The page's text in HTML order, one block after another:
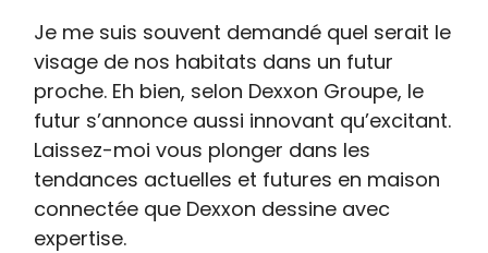
Je me suis souvent demandé quel serait le
visage de nos habitats dans un futur
proche. Eh bien, selon Dexxon Groupe, le
futur s’annonce aussi innovant qu’excitant.
Laissez-moi vous plonger dans les
tendances actuelles et futures en maison
connectée que Dexxon dessine avec
expertise.